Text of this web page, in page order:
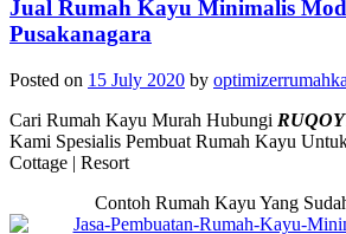
Jual Rumah Kayu Minimalis
Pusakanagara
Posted on 15 July 2020 by
Cari Rumah Kayu Murah Hubungi
Kami Spesialis Pembuat Rumah Kayu
Cottage | Resort
Contoh Rumah Kayu Yang